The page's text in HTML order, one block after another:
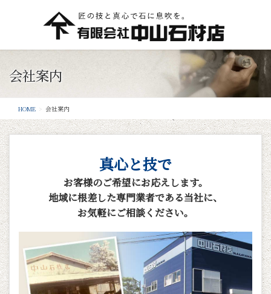
会社案内
HOME 会社案内
真心と技で
お客様のご希望にお応えします。
地域に根差した専門業者である当社に、
お気軽にご相談ください。